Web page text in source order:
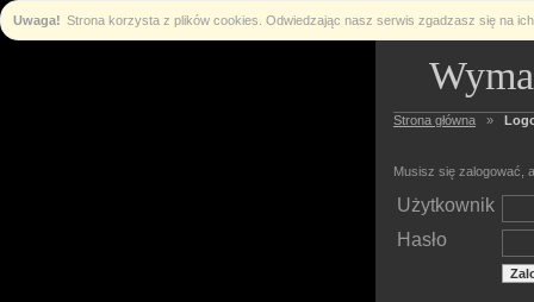
Uwaga! Strona korzysta z plików cookies. Odwiedzając nasz serwis zgadzasz się na
Strona główna »
Musisz się zalogować,
Użytkownik
Hasło